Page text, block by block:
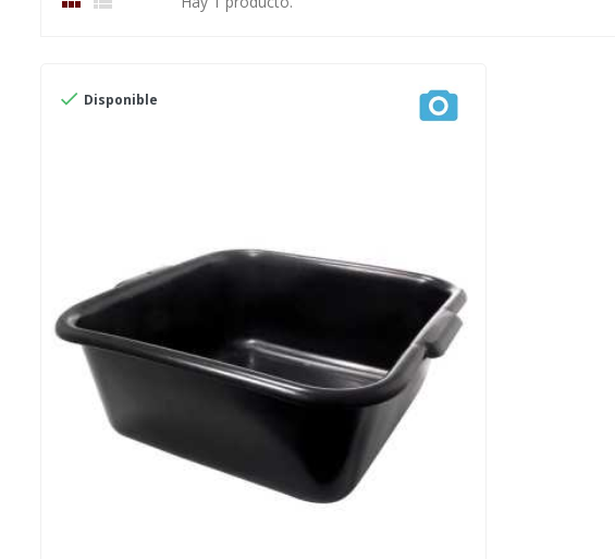
 Disponible